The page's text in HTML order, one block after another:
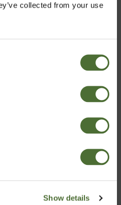
collected from your use
Show details
ART.NR: 368
Nutriance Organic Set,